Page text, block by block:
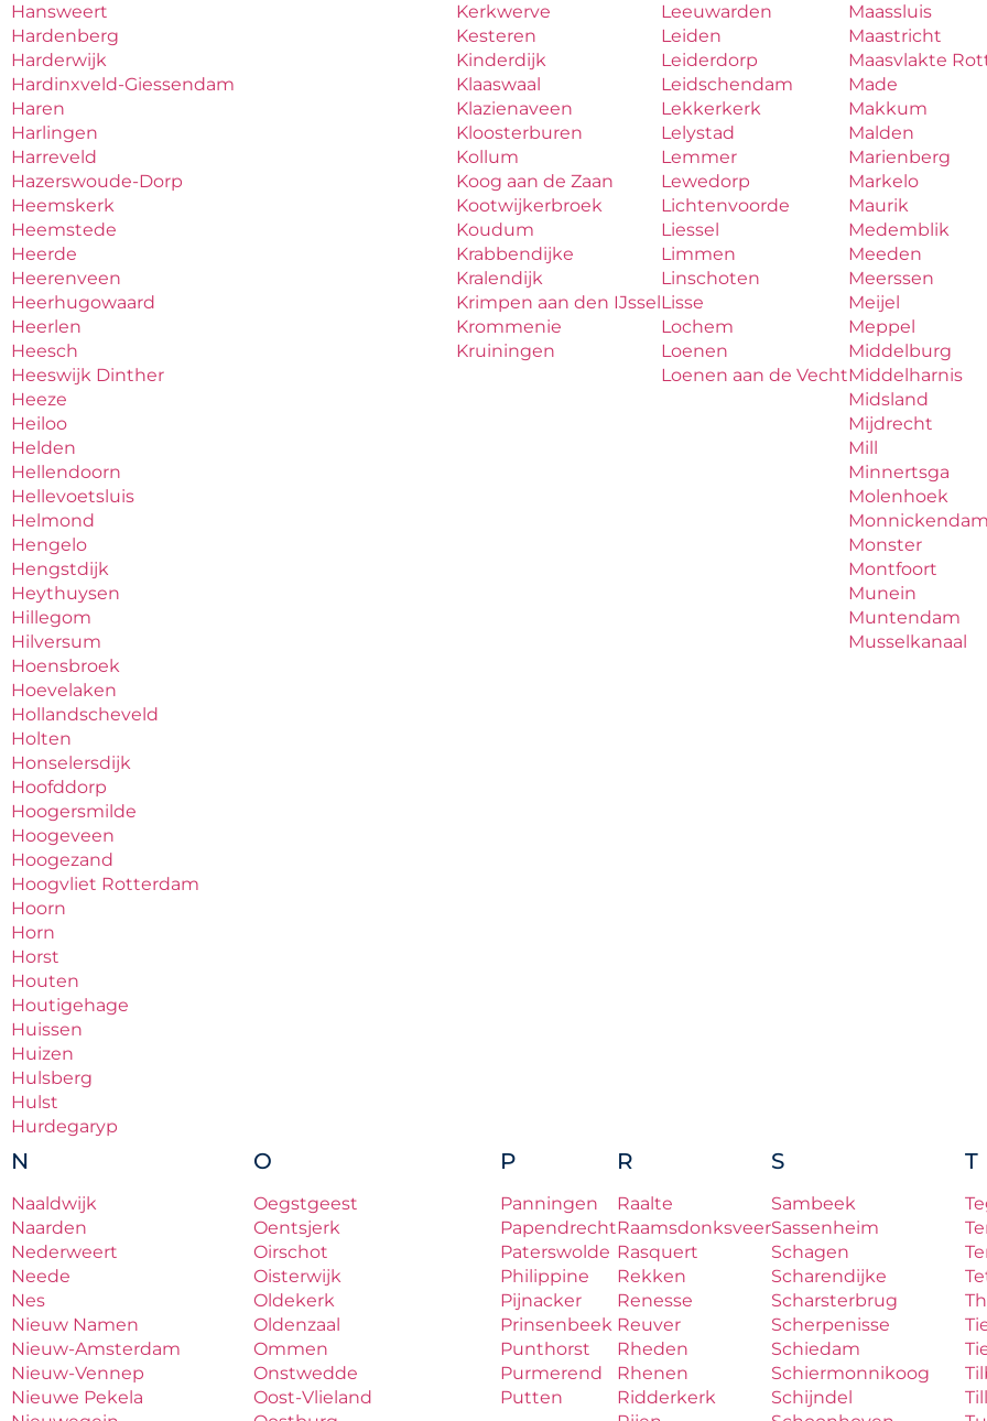
Hansweert
Hardenberg
Harderwijk
Hardinxveld-Giessendam
Haren
Harlingen
Harreveld
Hazerswoude-Dorp
Heemskerk
Heemstede
Heerde
Heerenveen
Heerhugowaard
Heerlen
Heesch
Heeswijk Dinther
Heeze
Heiloo
Helden
Hellendoorn
Hellevoetsluis
Helmond
Hengelo
Hengstdijk
Heythuysen
Hillegom
Hilversum
Hoensbroek
Hoevelaken
Hollandscheveld
Holten
Honselersdijk
Hoofddorp
Hoogersmilde
Hoogeveen
Hoogezand
Hoogvliet Rotterdam
Hoorn
Horn
Horst
Houten
Houtigehage
Huissen
Huizen
Hulsberg
Hulst
Hurdegaryp
Kerkwerve
Kesteren
Kinderdijk
Klaaswaal
Klazienaveen
Kloosterburen
Kollum
Koog aan de Zaan
Kootwijkerbroek
Koudum
Krabbendijke
Kralendijk
Krimpen aan den IJssel
Krommenie
Kruiningen
Leeuwarden
Leiden
Leiderdorp
Leidschendam
Lekkerkerk
Lelystad
Lemmer
Lewedorp
Lichtenvoorde
Liessel
Limmen
Linschoten
Lisse
Lochem
Loenen
Loenen aan de Vecht
Maassluis
Maastricht
Maasvlakte
Made
Makkum
Malden
Marienberg
Markelo
Maurik
Medemblik
Meeden
Meerssen
Meijel
Meppel
Middelburg
Middelharnis
Midsland
Mijdrecht
Mill
Minnertsga
Molenhoek
Monnickendam
Monster
Montfoort
Munein
Muntendam
Musselkanaal
N
Naaldwijk
Naarden
Nederweert
Neede
Nes
Nieuw Namen
Nieuw-Amsterdam
Nieuw-Vennep
Nieuwe Pekela
O
Oegstgeest
Oentsjerk
Oirschot
Oisterwijk
Oldekerk
Oldenzaal
Ommen
Onstwedde
Oost-Vlieland
P
Panningen
Papendrecht
Paterswolde
Philippine
Pijnacker
Prinsenbeek
Punthorst
Purmerend
Putten
R
Raalte
Raamsdonksveer
Rasquert
Rekken
Renesse
Reuver
Rheden
Rhenen
Ridderkerk
S
Sambeek
Sassenheim
Schagen
Scharendijke
Scharsterbrug
Scherpenisse
Schiedam
Schiermonnikoog
Schijndel
T